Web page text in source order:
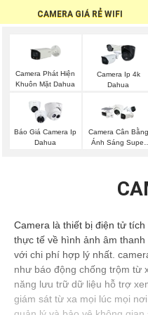
CAMERA GIÁ RẺ WIFI
Camera Phát Hiện
Khuôn Mặt Dahua
Camera Ip 4k
Dahua
Báo Giá Camera Ip
Dahua
Camera Cân Bằng
Ánh Sáng Super
Camera là thiết bị điện tử
thực tế về hình ảnh âm
với chi phí hợp lý nhất.
như báo động chống trộm từ
năng lưu trữ dữ liệu hỗ trợ
giám sát từ xa mọi lúc mọi